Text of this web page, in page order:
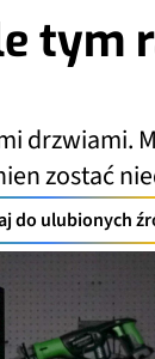
tym
drzwiami.
zostać
do ulubionych